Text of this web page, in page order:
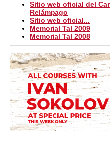
Sitio web oficial del
Relámpago
Sitio web oficial...
Memorial Tal 2009
Memorial Tal 2008